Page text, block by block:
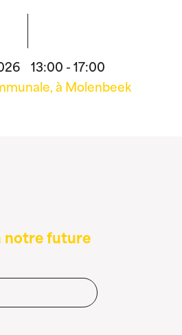
13:00 - 17:00
à Molenbeek
notre future